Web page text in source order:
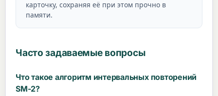
карточку, сохраняя её при этом прочно в
памяти.
Часто задаваемые вопросы
Что такое алгоритм интервальных повторений
SM-2?